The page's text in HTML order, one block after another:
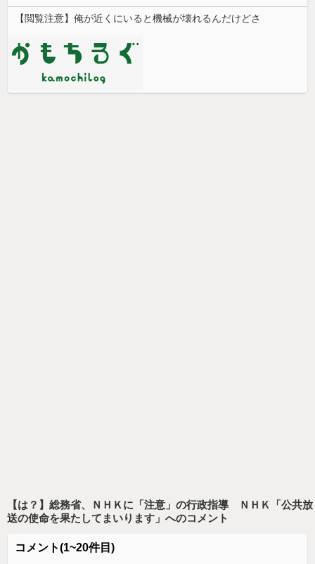
【閲覧注意】俺が近くにいると機械が壊れるんだけどさ
【は？】総務省、ＮＨＫに「注意」の行政指導 ＮＨＫ「公共放
送の使命を果たしてまいります」 へのコメント
コメント(1~20件目)